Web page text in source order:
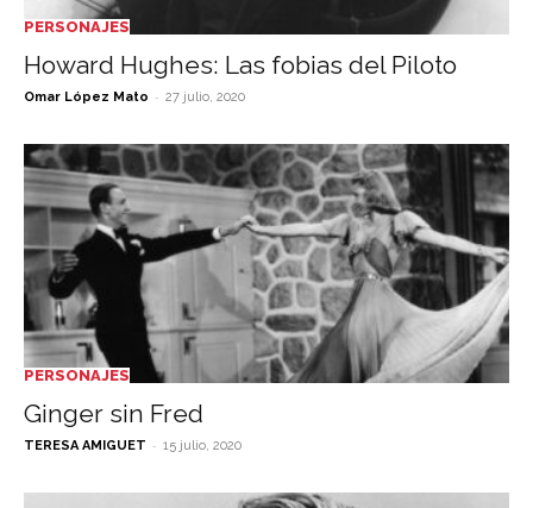
PERSONAJES
Howard Hughes: Las fobias del Piloto
Omar López Mato - 27 julio, 2020
PERSONAJES
Ginger sin Fred
TERESA AMIGUET - 15 julio, 2020